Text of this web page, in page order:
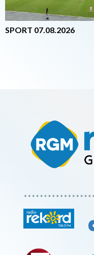
SPORT 07.08.2026